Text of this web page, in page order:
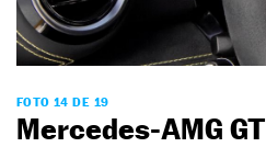
FOTO 14 DE 19
Mercedes-AMG GT